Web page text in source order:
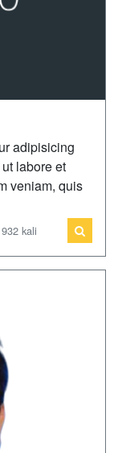
adipisicing
labore et
veniam, quis
kali